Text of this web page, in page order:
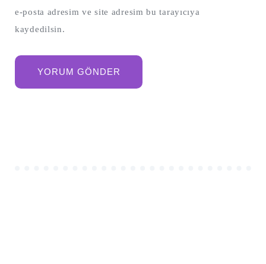
e-posta adresim ve site adresim bu tarayıcıya
kaydedilsin.